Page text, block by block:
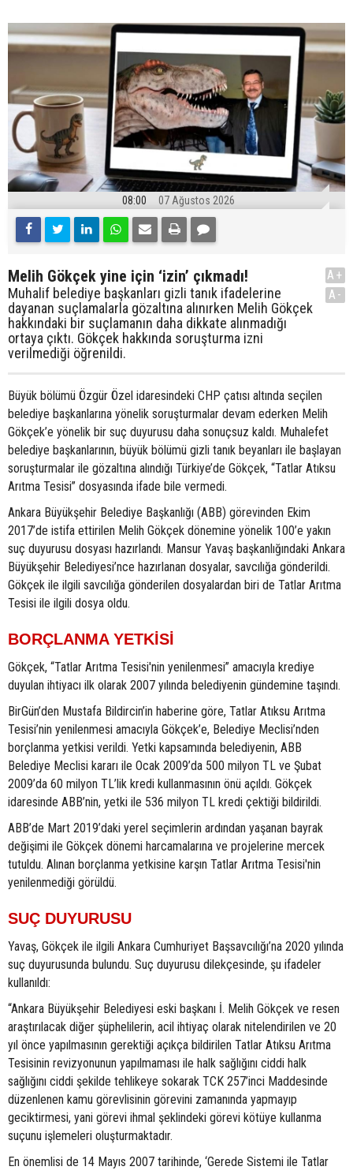
08:00 07 Ağustos 2026
Melih Gökçek yine için ‘izin’ çıkmadı!
Muhalif belediye başkanları gizli tanık ifadelerine
dayanan suçlamalarla gözaltına alınırken Melih Gökçek
hakkındaki bir suçlamanın daha dikkate alınmadığı
ortaya çıktı. Gökçek hakkında soruşturma izni
verilmediği öğrenildi.
A+
A-
Büyük bölümü Özgür Özel idaresindeki CHP çatısı altında seçilen
belediye başkanlarına yönelik soruşturmalar devam ederken Melih
Gökçek’e yönelik bir suç duyurusu daha sonuçsuz kaldı. Muhalefet
belediye başkanlarının, büyük bölümü gizli tanık beyanları ile başlayan
soruşturmalar ile gözaltına alındığı Türkiye’de Gökçek, “Tatlar Atıksu
Arıtma Tesisi” dosyasında ifade bile vermedi.
Ankara Büyükşehir Belediye Başkanlığı (ABB) görevinden Ekim
2017’de istifa ettirilen Melih Gökçek dönemine yönelik 100’e yakın
suç duyurusu dosyası hazırlandı. Mansur Yavaş başkanlığındaki Ankara
Büyükşehir Belediyesi’nce hazırlanan dosyalar, savcılığa gönderildi.
Gökçek ile ilgili savcılığa gönderilen dosyalardan biri de Tatlar Arıtma
Tesisi ile ilgili dosya oldu.
BORÇLANMA YETKİSİ
Gökçek, “Tatlar Arıtma Tesisi'nin yenilenmesi” amacıyla krediye
duyulan ihtiyacı ilk olarak 2007 yılında belediyenin gündemine taşındı.
BirGün’den Mustafa Bildircin’in haberine göre, Tatlar Atıksu Arıtma
Tesisi’nin yenilenmesi amacıyla Gökçek’e, Belediye Meclisi’nden
borçlanma yetkisi verildi. Yetki kapsamında belediyenin, ABB
Belediye Meclisi kararı ile Ocak 2009’da 500 milyon TL ve Şubat
2009’da 60 milyon TL’lik kredi kullanmasının önü açıldı. Gökçek
idaresinde ABB’nin, yetki ile 536 milyon TL kredi çektiği bildirildi.
ABB’de Mart 2019’daki yerel seçimlerin ardından yaşanan bayrak
değişimi ile Gökçek dönemi harcamalarına ve projelerine mercek
tutuldu. Alınan borçlanma yetkisine karşın Tatlar Arıtma Tesisi'nin
yenilenmediği görüldü.
SUÇ DUYURUSU
Yavaş, Gökçek ile ilgili Ankara Cumhuriyet Başsavcılığı’na 2020 yılında
suç duyurusunda bulundu. Suç duyurusu dilekçesinde, şu ifadeler
kullanıldı:
“Ankara Büyükşehir Belediyesi eski başkanı İ. Melih Gökçek ve resen
araştırılacak diğer şüphelilerin, acil ihtiyaç olarak nitelendirilen ve 20
yıl önce yapılmasının gerektiği açıkça bildirilen Tatlar Atıksu Arıtma
Tesisinin revizyonunun yapılmaması ile halk sağlığını ciddi halk
sağlığını ciddi şekilde tehlikeye sokarak TCK 257’inci Maddesinde
düzenlenen kamu görevlisinin görevini zamanında yapmayıp
geciktirmesi, yani görevi ihmal şeklindeki görevi kötüye kullanma
suçunu işlemeleri oluşturmaktadır.
En önemlisi de 14 Mayıs 2007 tarihinde, ‘Gerede Sistemi ile Tatlar